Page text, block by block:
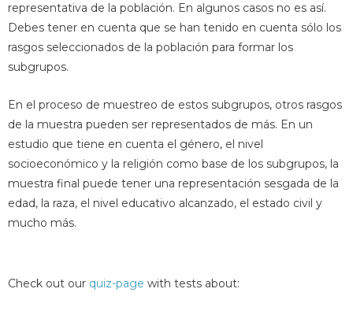
representativa de la población. En algunos casos no es así.
Debes tener en cuenta que se han tenido en cuenta sólo los
rasgos seleccionados de la población para formar los
subgrupos.
En el proceso de muestreo de estos subgrupos, otros rasgos
de la muestra pueden ser representados de más. En un
estudio que tiene en cuenta el género, el nivel
socioeconómico y la religión como base de los subgrupos, la
muestra final puede tener una representación sesgada de la
edad, la raza, el nivel educativo alcanzado, el estado civil y
mucho más.
Check out our quiz-page with tests about: